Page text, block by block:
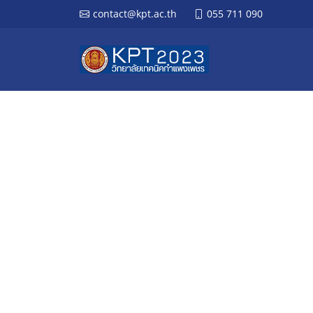
contact@kpt.ac.th 055 711 090